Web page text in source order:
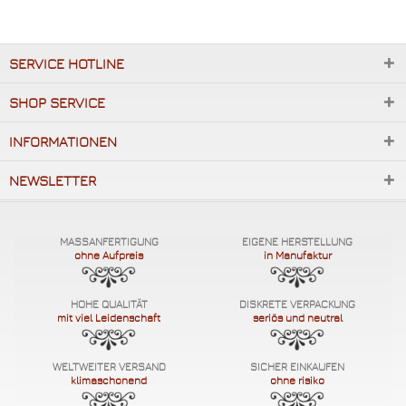
SERVICE HOTLINE
SHOP SERVICE
INFORMATIONEN
NEWSLETTER
MASSANFERTIGUNG
ohne Aufpreis
EIGENE HERSTELLUNG
in Manufaktur
HOHE QUALITÄT
mit viel Leidenschaft
DISKRETE VERPACKUNG
seriös und neutral
WELTWEITER VERSAND
klimaschonend
SICHER EINKAUFEN
ohne risiko